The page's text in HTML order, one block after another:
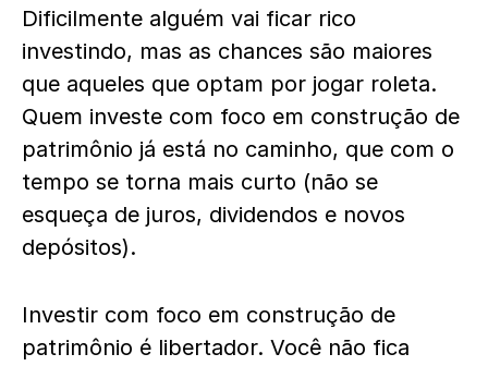
Dificilmente alguém vai ficar rico
investindo, mas as chances são maiores
que aqueles que optam por jogar roleta.
Quem investe com foco em construção de
patrimônio já está no caminho, que com o
tempo se torna mais curto (não se
esqueça de juros, dividendos e novos
depósitos).
Investir com foco em construção de
patrimônio é libertador. Você não fica